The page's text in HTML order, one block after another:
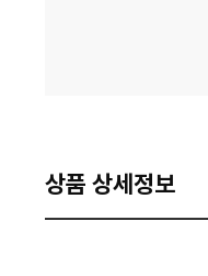
상품 상세정보